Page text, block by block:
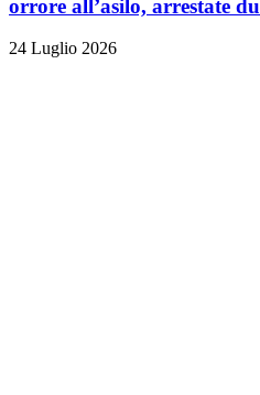
orrore all’asilo, arrestate
24 Luglio 2026